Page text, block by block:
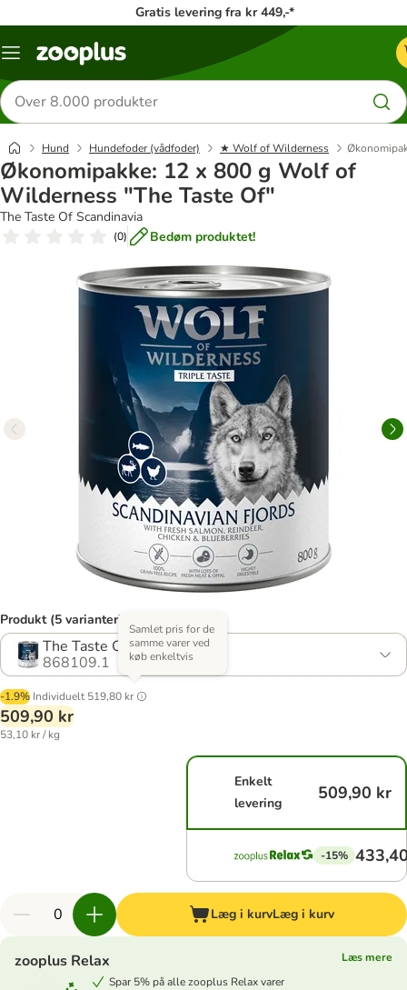
Gratis levering fra kr 449,-*
Menu
Søg
efter
produkter
Hund Hundefoder (vådfoder) ★ Wolf of Wilderness
Økonomipakke: 12 x 800 g Wolf of
Wilderness "The Taste Of"
The Taste Of Scandinavia
(0) Bedøm produktet!
Produkt (5 varianter)
The Taste Of Scandinavia
868109.1
-1.9% Individuelt 519,80 kr
Samlet pris for de
samme varer ved
køb enkeltvis
509,90 kr
53,10 kr / kg
Enkelt
levering
509,90 kr
-15%
Læg i kurvLæg i kurv
zooplus Relax
Læs mere
Spar 5% på alle zooplus Relax varer